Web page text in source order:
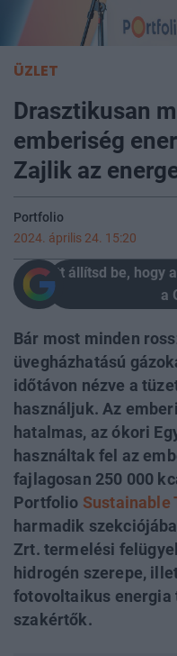
ÜZLET
Drasztikusan
emberiség
Zajlik az
Portfolio
2024. április 24. 15:20
Itt állítsd be, hogy
a
Bár most minden
üvegházhatású
időtávon nézve a
használjuk. Az
hatalmas, az ókori
használtak fel az
fajlagosan 250 000
Portfolio Sustainable
harmadik
Zrt. termelési
hidrogén szerepe,
fotovoltaikus energia
szakértők.